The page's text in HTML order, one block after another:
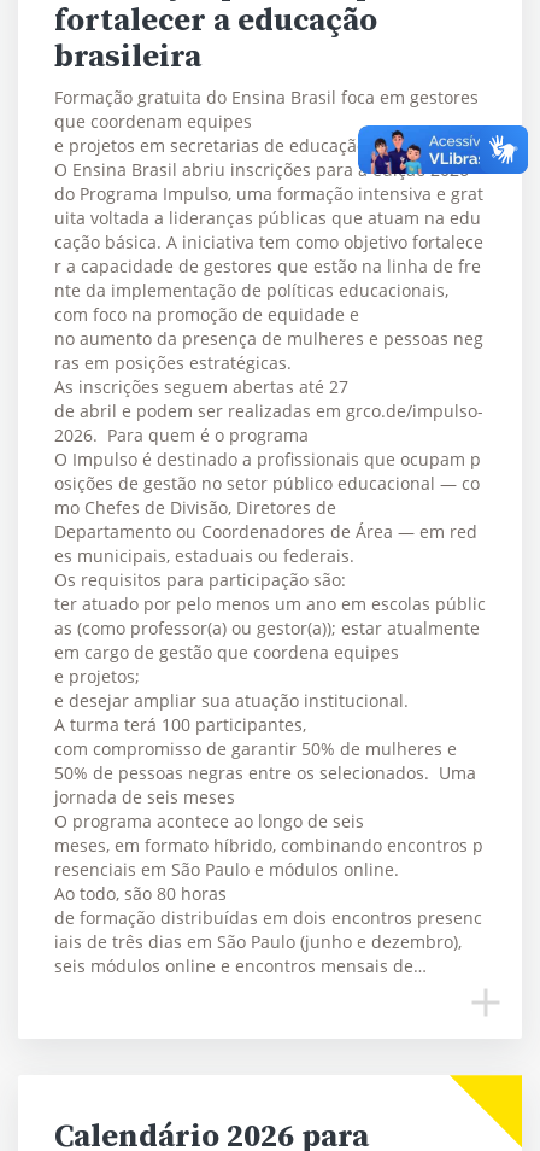
fortalecer a educação
brasileira
Formação gratuita do Ensina Brasil foca em gestores
que coordenam equipes
e projetos em secretarias de educação
O Ensina Brasil abriu inscrições para a edição 2026
do Programa Impulso, uma formação intensiva e grat
uita voltada a lideranças públicas que atuam na edu
cação básica. A iniciativa tem como objetivo fortalece
r a capacidade de gestores que estão na linha de fre
nte da implementação de políticas educacionais,
com foco na promoção de equidade e
no aumento da presença de mulheres e pessoas neg
ras em posições estratégicas.
As inscrições seguem abertas até 27
de abril e podem ser realizadas em grco.de/impulso-
2026. Para quem é o programa
O Impulso é destinado a profissionais que ocupam p
osições de gestão no setor público educacional — co
mo Chefes de Divisão, Diretores de
Departamento ou Coordenadores de Área — em red
es municipais, estaduais ou federais.
Os requisitos para participação são:
ter atuado por pelo menos um ano em escolas públic
as (como professor(a) ou gestor(a)); estar atualmente
em cargo de gestão que coordena equipes
e projetos;
e desejar ampliar sua atuação institucional.
A turma terá 100 participantes,
com compromisso de garantir 50% de mulheres e
50% de pessoas negras entre os selecionados. Uma
jornada de seis meses
O programa acontece ao longo de seis
meses, em formato híbrido, combinando encontros p
resenciais em São Paulo e módulos online.
Ao todo, são 80 horas
de formação distribuídas em dois encontros presenc
iais de três dias em São Paulo (junho e dezembro),
seis módulos online e encontros mensais de…
Calendário 2026 para